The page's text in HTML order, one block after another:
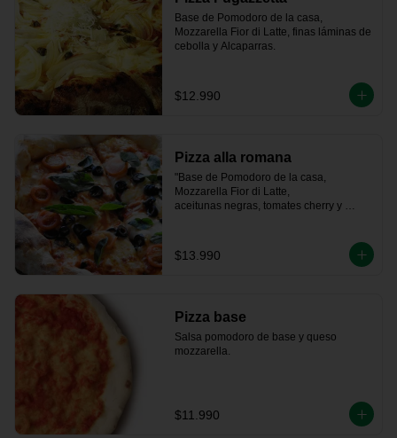
Base de Pomodoro de la casa,
Mozzarella Fior di Latte, finas láminas de
cebolla y Alcaparras.
$12.990
Pizza alla romana
"Base de Pomodoro de la casa,
Mozzarella Fior di Latte,
aceitunas negras, tomates cherry y
$13.990
Pizza base
Salsa pomodoro de base y queso
mozzarella.
$11.990